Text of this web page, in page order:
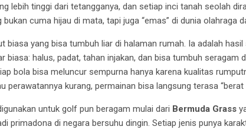
lebih tinggi dari tetangganya, dan setiap inci tanah seolah
bukan cuma hijau di mata, tapi juga “emas” di dunia olahraga
biasa yang bisa tumbuh liar di halaman rumah. Ia adalah
biasa: halus, padat, tahan injakan, dan bisa tumbuh seragam
bola bisa meluncur sempurna hanya karena kualitas
perawatannya kurang, permainan bisa langsung terasa “berat
untuk golf pun beragam mulai dari Bermuda Grass
primadona di negara bersuhu dingin. Setiap jenis punya